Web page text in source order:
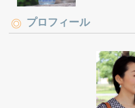
プロフィール